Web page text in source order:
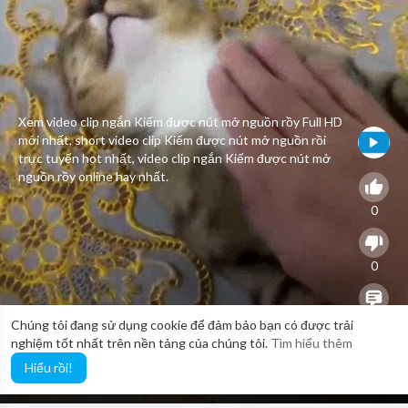
Chúng tôi đang sử dụng cookie để đảm bảo bạn có được trải
nghiệm tốt nhất trên nền tảng của chúng tôi. Tìm hiểu thêm
Hiểu rồi!
Xem video clip ngắn Kiếm được nút mở nguồn rồy Full HD
mới nhất, short video clip Kiếm được nút mở nguồn rồi
trực tuyến hot nhất, video clip ngắn Kiếm được nút mở
nguồn rồy online hay nhất.
0
0